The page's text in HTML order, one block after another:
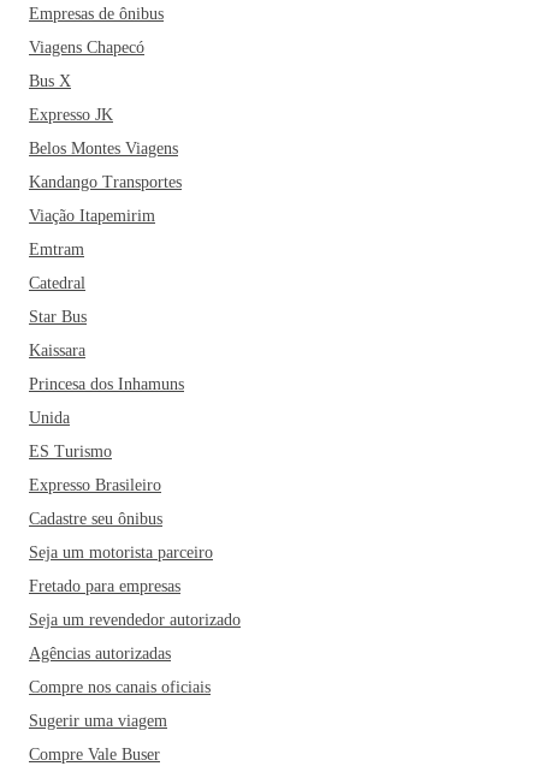
Empresas de ônibus
Viagens Chapecó
Bus X
Expresso JK
Belos Montes Viagens
Kandango Transportes
Viação Itapemirim
Emtram
Catedral
Star Bus
Kaissara
Princesa dos Inhamuns
Unida
ES Turismo
Expresso Brasileiro
Cadastre seu ônibus
Seja um motorista parceiro
Fretado para empresas
Seja um revendedor autorizado
Agências autorizadas
Compre nos canais oficiais
Sugerir uma viagem
Compre Vale Buser